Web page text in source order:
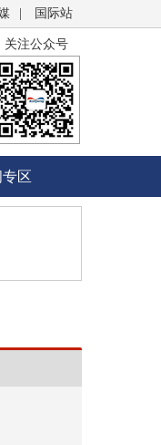
国际站
关注公众号
区